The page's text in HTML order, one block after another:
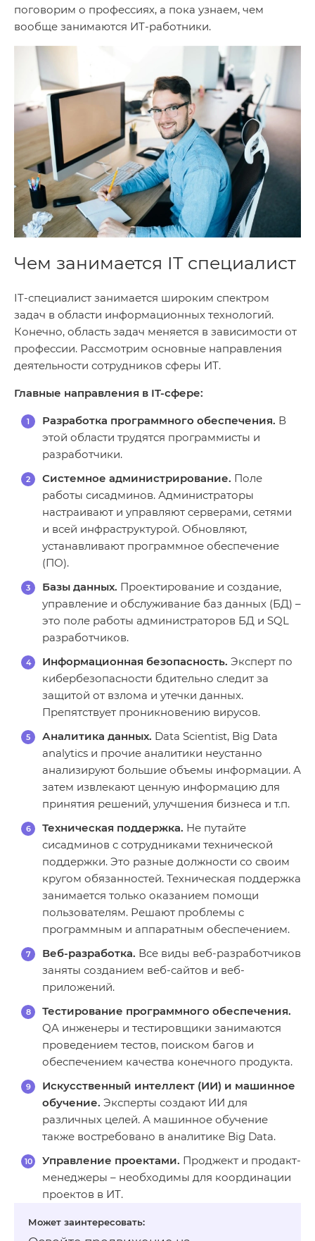
поговорим о профессиях, а пока узнаем, чем
вообще занимаются ИТ-работники.
Чем занимается IT специалист
IT-специалист занимается широким спектром
задач в области информационных технологий.
Конечно, область задач меняется в зависимости от
профессии. Рассмотрим основные направления
деятельности сотрудников сферы ИТ.
Главные направления в IT-сфере:
Разработка программного обеспечения. В
этой области трудятся программисты и
разработчики.
Системное администрирование. Поле
работы сисадминов. Администраторы
настраивают и управляют серверами, сетями
и всей инфраструктурой. Обновляют,
устанавливают программное обеспечение
(ПО).
Базы данных. Проектирование и создание,
управление и обслуживание баз данных (БД) –
это поле работы администраторов БД и SQL
разработчиков.
Информационная безопасность. Эксперт по
кибербезопасности бдительно следит за
защитой от взлома и утечки данных.
Препятствует проникновению вирусов.
Аналитика данных. Data Scientist, Big Data
analytics и прочие аналитики неустанно
анализируют большие объемы информации. А
затем извлекают ценную информацию для
принятия решений, улучшения бизнеса и т.п.
Техническая поддержка. Не путайте
сисадминов с сотрудниками технической
поддержки. Это разные должности со своим
кругом обязанностей. Техническая поддержка
занимается только оказанием помощи
пользователям. Решают проблемы с
программным и аппаратным обеспечением.
Веб-разработка. Все виды веб-разработчиков
заняты созданием веб-сайтов и веб-
приложений.
Тестирование программного обеспечения.
QA инженеры и тестировщики занимаются
проведением тестов, поиском багов и
обеспечением качества конечного продукта.
Искусственный интеллект (ИИ) и машинное
обучение. Эксперты создают ИИ для
различных целей. А машинное обучение
также востребовано в аналитике Big Data.
Управление проектами. Проджект и продакт-
менеджеры – необходимы для координации
проектов в ИТ.